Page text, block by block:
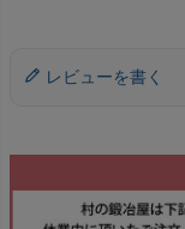
レビューを書く